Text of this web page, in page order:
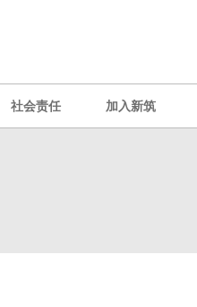
社会责任 加入新筑